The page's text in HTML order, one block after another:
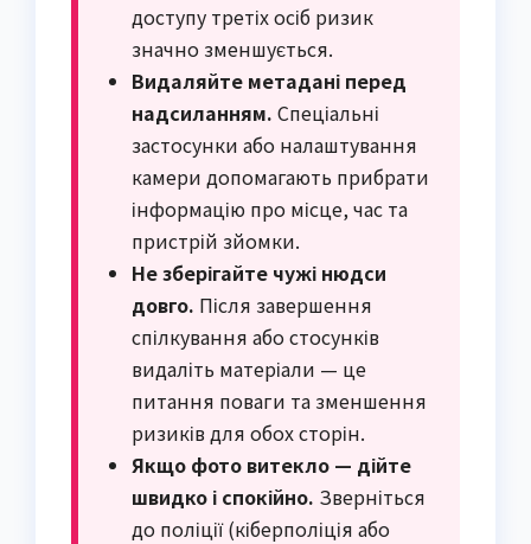
доступу третіх осіб ризик
значно зменшується.
Видаляйте метадані перед
надсиланням. Спеціальні
застосунки або налаштування
камери допомагають прибрати
інформацію про місце, час та
пристрій зйомки.
Не зберігайте чужі нюдси
довго. Після завершення
спілкування або стосунків
видаліть матеріали — це
питання поваги та зменшення
ризиків для обох сторін.
Якщо фото витекло — дійте
швидко і спокійно. Зверніться
до поліції (кіберполіція або